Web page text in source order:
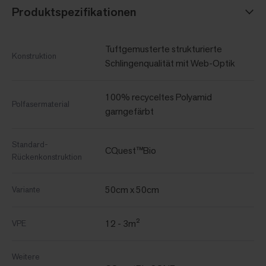
Produktspezifikationen
Konstruktion
Tuftgemusterte strukturierte
Schlingenqualität mit Web-Optik
Polfasermaterial
100% recyceltes Polyamid
garngefärbt
Standard-
Rückenkonstruktion
CQuest™Bio
Variante 50cm x 50cm
VPE 12 - 3m²
Weitere